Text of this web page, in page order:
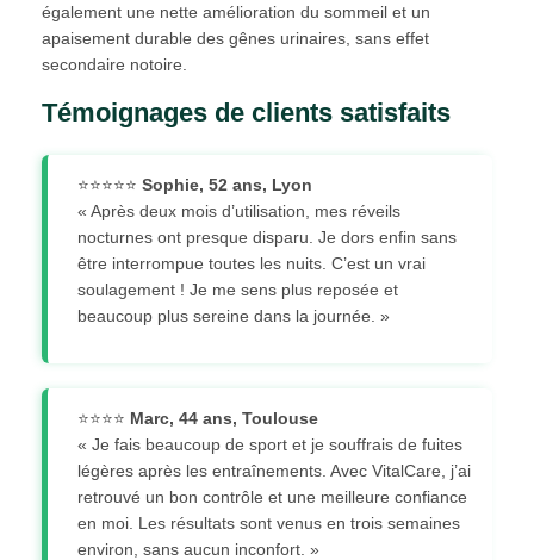
également une nette amélioration du sommeil et un
apaisement durable des gênes urinaires, sans effet
secondaire notoire.
Témoignages de clients satisfaits
⭐⭐⭐⭐⭐ Sophie, 52 ans, Lyon
« Après deux mois d’utilisation, mes réveils
nocturnes ont presque disparu. Je dors enfin sans
être interrompue toutes les nuits. C’est un vrai
soulagement ! Je me sens plus reposée et
beaucoup plus sereine dans la journée. »
⭐⭐⭐⭐ Marc, 44 ans, Toulouse
« Je fais beaucoup de sport et je souffrais de fuites
légères après les entraînements. Avec VitalCare, j’ai
retrouvé un bon contrôle et une meilleure confiance
en moi. Les résultats sont venus en trois semaines
environ, sans aucun inconfort. »